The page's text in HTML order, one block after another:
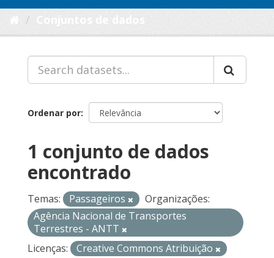
Ordenar por
1 conjunto de dados
encontrado
Temas: Passageiros
Organizações:
Agência Nacional de Transportes
Terrestres - ANTT
Licenças:
Creative Commons Atribuição